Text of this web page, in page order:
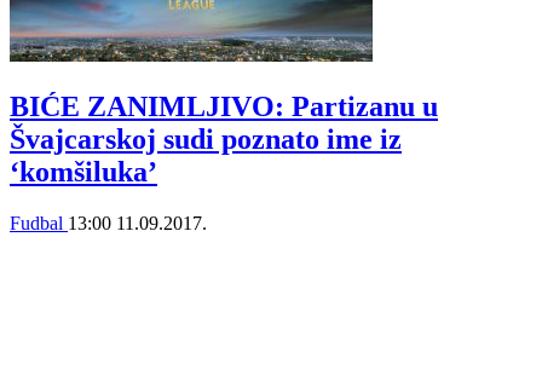
BIĆE ZANIMLJIVO: Partizanu u
Švajcarskoj sudi poznato ime iz
‘komšiluka’
Fudbal 13:00 11.09.2017.